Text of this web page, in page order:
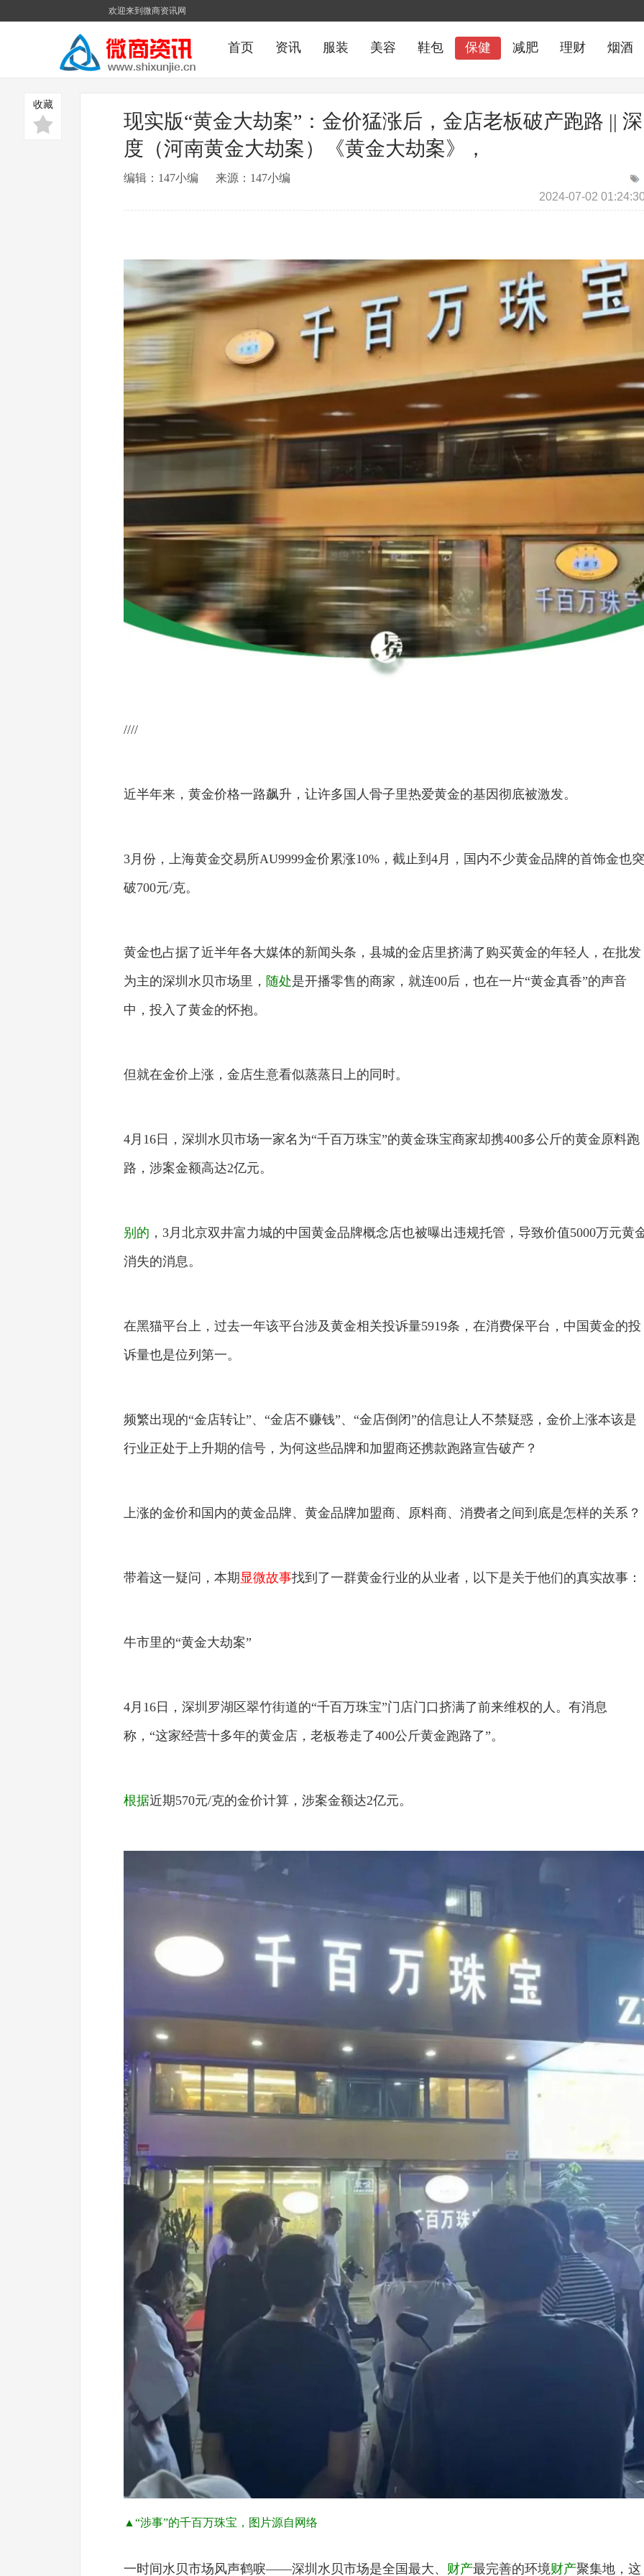
欢迎来到微商资讯网
首页 资讯 服装 美容 鞋包 保健 减肥 理财 烟酒
收藏
现实版“黄金大劫案”：金价猛涨后，金店老板破产跑路 || 深
度（河南黄金大劫案）《黄金大劫案》，
编辑：147小编 来源：147小编
2024-07-02
////
近半年来，黄金价格一路飙升，让许多国人骨子里热爱黄金的基因彻底被激发。
3月份，上海黄金交易所AU9999金价累涨10%，截止到4月，国内不少黄金品牌的首饰金也突
破700元/克。
黄金也占据了近半年各大媒体的新闻头条，县城的金店里挤满了购买黄金的年轻人，在批发
为主的深圳水贝市场里， 随处是开播零售的商家，就连00后，也在一片“黄金真香”的声音
中，投入了黄金的怀抱。
但就在金价上涨，金店生意看似蒸蒸日上的同时。
4月16日，深圳水贝市场一家名为“千百万珠宝”的黄金珠宝商家却携400多公斤的黄金原料跑
路，涉案金额高达2亿元。
别的 ，3月北京双井富力城的中国黄金品牌概念店也被曝出违规托管，导致价值5000万元黄
消失的消息。
在黑猫平台上，过去一年该平台涉及黄金相关投诉量5919条，在消费保平台，中国黄金的投
诉量也是位列第一。
频繁出现的“金店转让”、“金店不赚钱”、“金店倒闭”的信息让人不禁疑惑，金价上涨本该是
行业正处于上升期的信号，为何这些品牌和加盟商还携款跑路宣告破产？
上涨的金价和国内的黄金品牌、黄金品牌加盟商、原料商、消费者之间到底是怎样的关系？
带着这一疑问，本期 显微故事找到了一群黄金行业的从业者，以下是关于他们的真实故事：
牛市里的“黄金大劫案”
4月16日，深圳罗湖区翠竹街道的“千百万珠宝”门店门口挤满了前来维权的人。有消息
称，“这家经营十多年的黄金店，老板卷走了400公斤黄金跑路了”。
根据近期570元/克的金价计算，涉案金额达2亿元。
▲“涉事”的千百万珠宝，图片源自网络
一时间水贝市场风声鹤唳——深圳水贝市场是全国最大、 财产最完善的环境财产聚集地，这